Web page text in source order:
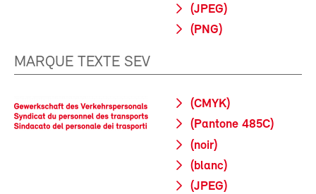
(JPEG)
(PNG)
MARQUE TEXTE SEV
(CMYK)
(Pantone 485C)
(noir)
(blanc)
(JPEG)